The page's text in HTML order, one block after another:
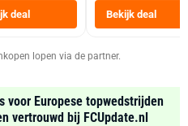
deal
Heteluchtfriteuse
Zwart
Bekijk deal
lopen via de partner.
voor Europese topwedstrijden
vertrouwd bij FCUpdate.nl